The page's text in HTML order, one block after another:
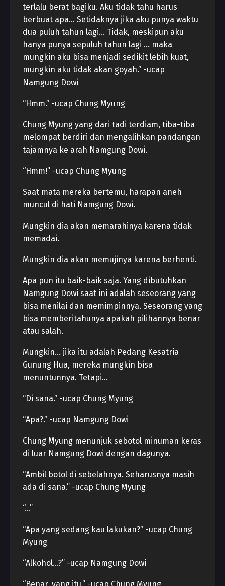
terlalu berat bagiku. Aku tidak tahu harus
berbuat apa… Setidaknya jika aku punya waktu
dua puluh tahun lagi… Tidak, meskipun aku
hanya punya sepuluh tahun lagi … maka
mungkin aku bisa menjadi sedikit lebih kuat,
mungkin aku tidak akan goyah.” -ucap
Namgung Dowi
“Hmm.” -ucap Chung Myung
Chung Myung yang dari tadi terdiam, tiba-tiba
melompat berdiri dan mengalihkan pandangan
tajamnya ke arah Namgung Dowi.
“Hmm!” -ucap Chung Myung
Saat mata mereka bertemu, harapan aneh
muncul di hati Namgung Dowi.
Mungkin dia akan memarahinya karena tidak
memadai.
Mungkin dia akan memujinya karena berhenti.
Apa pun itu baik-baik saja. Yang dibutuhkan
Namgung Dowi saat ini adalah seseorang yang
bisa menilai dan memimpinnya. Seseorang yang
bisa memberitahunya apakah pilihannya benar
atau salah.
Mungkin… jika itu adalah Pedang Kesatria
Gunung Hua, mereka mungkin bisa
menuntunnya. Tetapi…
“Di sana.” -ucap Chung Myung
“Apa?.” -ucap Namgung Dowi
Chung Myung menunjuk sebotol minuman keras
di luar Namgung Dowi dengan dagunya.
“Ambil botol di sebelahnya. Seharusnya masih
ada di sana.” -ucap Chung Myung
“…”
“Apa yang sedang kau lakukan?” -ucap Chung
Myung
“Alkohol…?” -ucap Namgung Dowi